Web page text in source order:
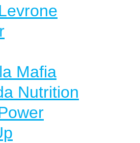
Mafia
Nutrition